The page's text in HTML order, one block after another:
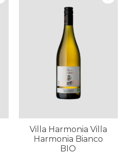
Villa Harmonia Villa
Harmonia Bianco
BIO